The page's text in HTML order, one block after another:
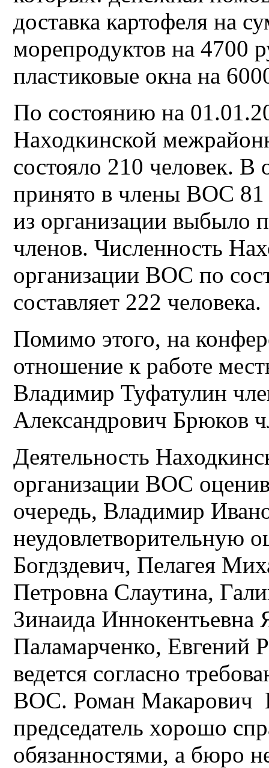
доставка картофеля на
морепродуктов на 4700
пластиковые окна на
По состоянию на
Находкинской
состояло 210 человек. В
принято в члены ВОС 81
из организации выбыло
членов. Численность
организации ВОС по
составляет 222 человека.
Помимо этого, на
отношение к работе
Владимир Туфатулин
Александрович Брюков
Деятельность
организации ВОС
очередь, Владимир
неудовлетворительную
Богдздевич, Пелагея
Петровна Слаутина,
Зинаида Иннокентьевна
Паламарченко, Евгений
ведется согласно
ВОС. Роман Макарович
председатель хорошо
обязанностями, а бюро